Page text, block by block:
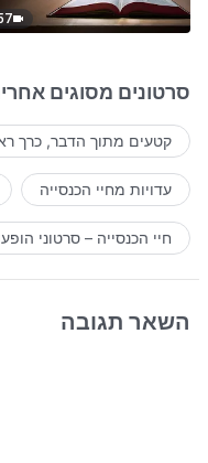
סרטונים מסוגים
קטעים מתוך הדבר, כרך
עדויות מחיי הכנסייה
חיי הכנסייה – סרטוני
השאר תגובה